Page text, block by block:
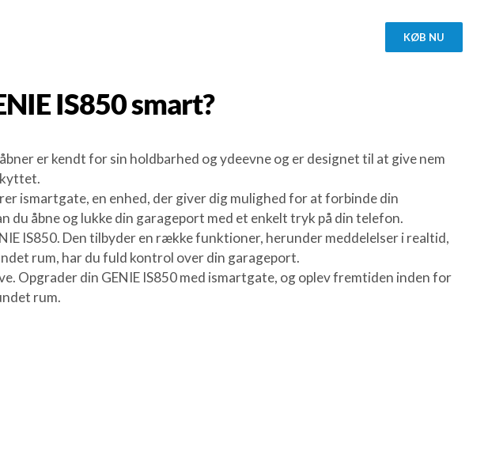
KØB NU
IS850smart?
er kendt for sin holdbarhed og ydeevne og er designet til at give nem
ismartgate, en enhed, der giver dig mulighed for at forbinde din
åbne og lukke din garageport med et enkelt tryk på din telefon.
IS850. Den tilbyder en række funktioner, herunder meddelelser i realtid,
rum, har du fuld kontrol over din garageport.
Opgrader din GENIE IS850 med ismartgate, og oplev fremtiden inden for
rum.